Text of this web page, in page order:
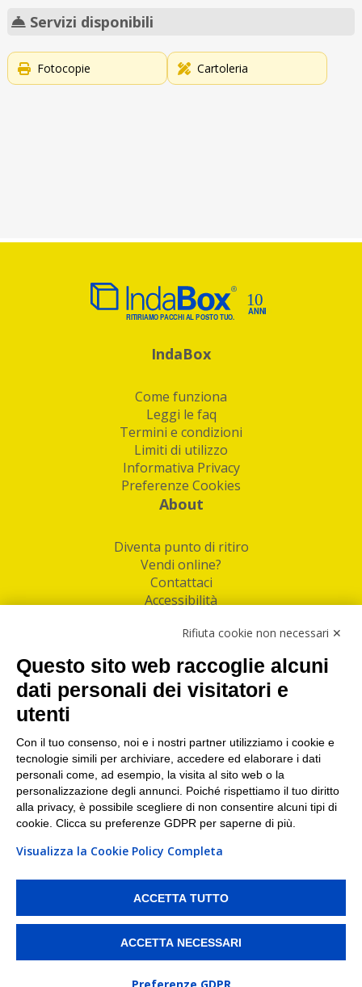
Servizi disponibili
Fotocopie Cartoleria
IndaBox
Come funziona
Leggi le faq
Termini e condizioni
Limiti di utilizzo
Informativa Privacy
Preferenze Cookies
About
Diventa punto di ritiro
Vendi online?
Contattaci
Accessibilità
Facebook
Linkedin
I nostri punti di ritiro e spedizione pacchi nelle
maggiori città italiane
Torino|Milano|Roma|Bologna|Firenze| Genova
Napoli|Varese
PI/CF/N°Iscr.: 10821360012 | REA: RM 1494760 | Cap.Soc.: 50.000€ |
Whistleblowing|Privacy |Preferenze Cookies
ritirare i tuoi acquisti online e spedire i tuoi pacchi.
Rifiuta cookie non necessari ✕
Questo sito web raccoglie alcuni
dati personali dei visitatori e
utenti
Con il tuo consenso, noi e i nostri partner utilizziamo i cookie e
tecnologie simili per archiviare, accedere ed elaborare i dati
personali come, ad esempio, la visita al sito web o la
personalizzazione degli annunci. Poiché rispettiamo il tuo diritto
alla privacy, è possibile scegliere di non consentire alcuni tipi di
cookie. Clicca su preferenze GDPR per saperne di più.
Visualizza la Cookie Policy Completa
ACCETTA TUTTO
ACCETTA NECESSARI